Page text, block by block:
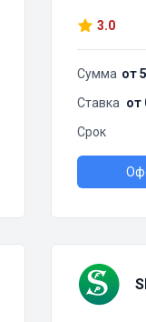
3.0
Сумма от
Ставка от
Срок